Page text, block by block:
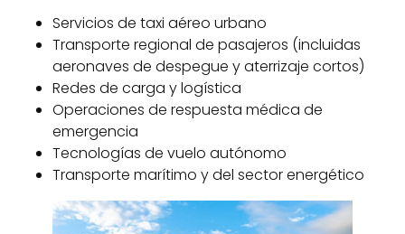
Servicios de taxi aéreo urbano
Transporte regional de pasajeros (incluidas
aeronaves de despegue y aterrizaje cortos)
Redes de carga y logística
Operaciones de respuesta médica de
emergencia
Tecnologías de vuelo autónomo
Transporte marítimo y del sector energético